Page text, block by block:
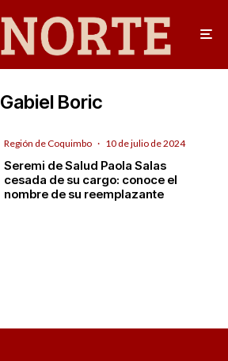
Gabiel Boric
Región de Coquimbo · 10 de julio de 2024
Seremi de Salud Paola Salas
cesada de su cargo: conoce el
nombre de su reemplazante